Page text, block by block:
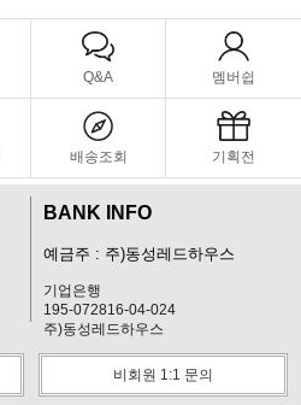
Q&A 멤버쉽
배송조회 기획전
BANK INFO
예금주 : 주)동성레드하우스
기업은행
195-072816-04-024
주)동성레드하우스
비회원 1:1 문의